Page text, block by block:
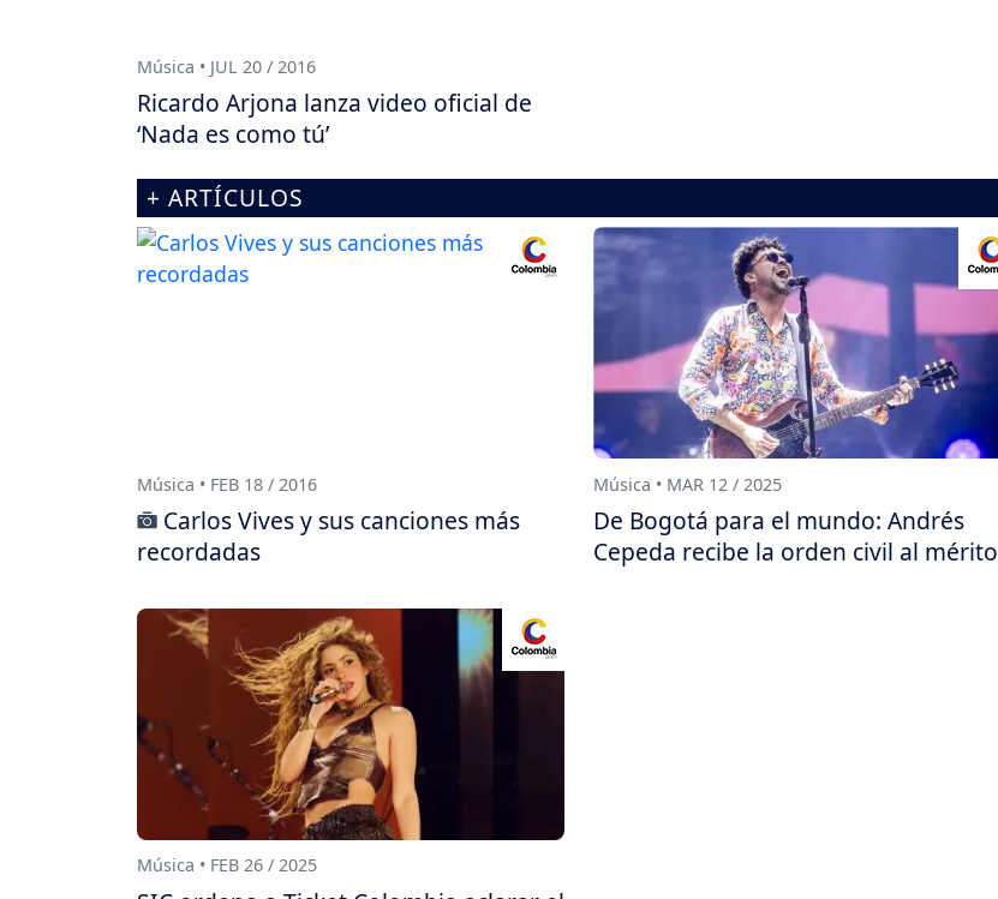
Música • JUL 20 / 2016
Ricardo Arjona lanza video oficial de
‘Nada es como tú’
+ ARTÍCULOS
Música • FEB 18 / 2016
Carlos Vives y sus canciones más
recordadas
Música • MAR 12 / 2025
De Bogotá para el mundo: Andrés
Cepeda recibe la orden civil al mérito
Música • FEB 26 / 2025